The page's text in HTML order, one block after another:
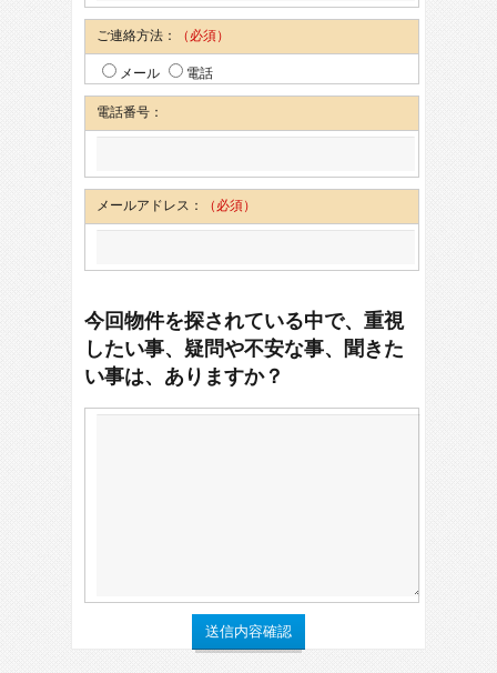
ご連絡方法：
（必須）
メール
電話
電話番号：
メールアドレス： （必須）
今回物件を探されている中で、重視
したい事、疑問や不安な事、聞きた
い事は、ありますか？